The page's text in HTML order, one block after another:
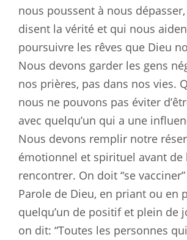
nous poussent à nous
disent la vérité et qui nous
poursuivre les rêves que Dieu
Nous devons garder les gens
nos prières, pas dans nos vies.
nous ne pouvons pas éviter
avec quelqu’un qui a une
Nous devons remplir notre
émotionnel et spirituel avant de
rencontrer. On doit “se
Parole de Dieu, en priant ou en
quelqu’un de positif et plein de
on dit: “Toutes les personnes